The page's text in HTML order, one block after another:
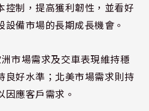
控制，提高獲利韌性，並看好
備市場的長期成長機會。
市場需求及交車表現維持穩
良好水準；北美市場需求則持
應客戶需求。